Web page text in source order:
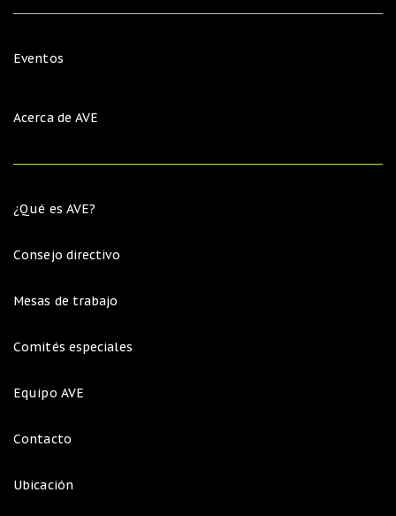
Eventos
Acerca de AVE
¿Qué es AVE?
Consejo directivo
Mesas de trabajo
Comités especiales
Equipo AVE
Contacto
Ubicación